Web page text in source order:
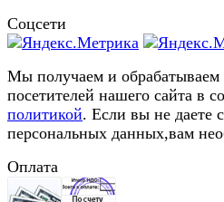
Соцсети
Мы получаем и обрабатываем
посетителей нашего сайта в
политикой. Если вы не даете
персональных данных,вам
Оплата